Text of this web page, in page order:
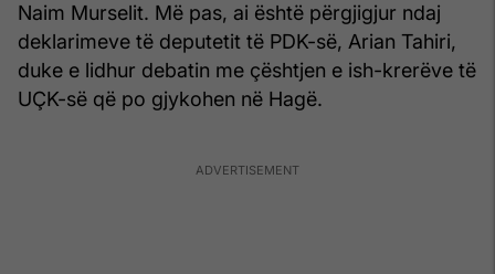
Naim Murselit. Më pas, ai është përgjigjur ndaj
deklarimeve të deputetit të PDK-së, Arian Tahiri,
duke e lidhur debatin me çështjen e ish-krerëve të
UÇK-së që po gjykohen në Hagë.